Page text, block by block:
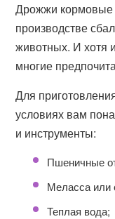
Дрожжи кормовые
производстве
животных. И хотя
многие
Для
условиях вам
и инструменты:
Пшеничные
Меласса или
Теплая вода;